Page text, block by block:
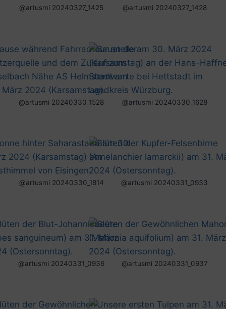
@artusmi 20240327_1425 @artusmi 20240327_1428
@artusmi 20240330_1528 @artusmi 20240330_1628
@artusmi 20240330_1814 @artusmi 20240331_0933
@artusmi 20240331_0936 @artusmi 20240331_0937